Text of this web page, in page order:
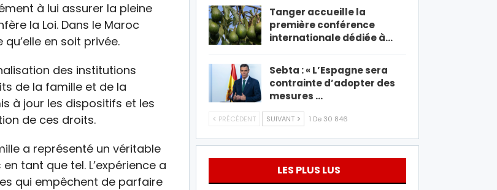
à lui assurer la pleine
la Loi. Dans le Maroc
qu’elle en soit privée.
des institutions
de la famille et de la
à jour les dispositifs et les
de ces droits.
a représenté un véritable
tant que tel. L’expérience a
qui empêchent de parfaire
Tanger accueille la
première conférence
internationale dédiée à…
Sebta : « L’Espagne sera
contrainte d’adopter des
mesures …
PRÉCÉDENT SUIVANT 1 De 30 846
LES PLUS LUS